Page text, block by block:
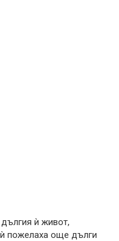
ѝ живот,
ѝ пожелаха още дълги